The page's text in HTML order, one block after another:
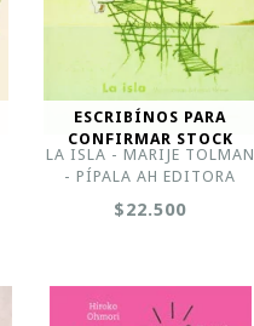
ESCRIBÍNOS PARA
CONFIRMAR STOCK
LA ISLA - MARIJE TOLMAN
- PÍPALA AH EDITORA
$22.500